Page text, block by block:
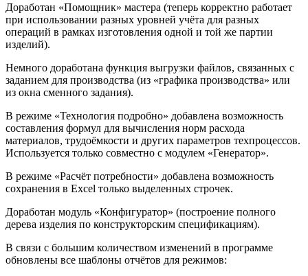
Доработан «Помощник» мастера (теперь корректно работает
при использовании разных уровней учёта для разных
операций в рамках изготовления одной и той же партии
изделий).
Немного доработана функция выгрузки файлов, связанных с
заданием для производства (из «графика производства» или
из окна сменного задания).
В режиме «Технология подробно» добавлена возможность
составления формул для вычисления норм расхода
материалов, трудоёмкости и других параметров техпроцессов.
Используется только совместно с модулем «Генератор».
В режиме «Расчёт потребности» добавлена возможность
сохранения в Excel только выделенных строчек.
Доработан модуль «Конфигуратор» (построение полного
дерева изделия по конструкторским спецификациям).
В связи с большим количеством изменений в программе
обновлены все шаблоны отчётов для режимов: